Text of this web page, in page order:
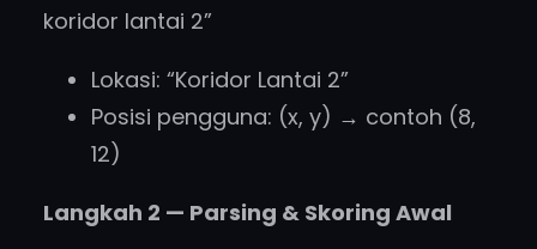
koridor lantai 2”
Lokasi: “Koridor Lantai 2”
Posisi pengguna: (x, y) → contoh (8,
12)
Langkah 2 — Parsing & Skoring Awal